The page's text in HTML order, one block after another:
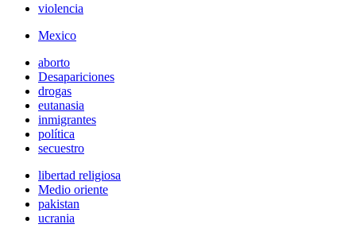
violencia
Mexico
aborto
Desapariciones
drogas
eutanasia
inmigrantes
política
secuestro
libertad religiosa
Medio oriente
pakistan
ucrania